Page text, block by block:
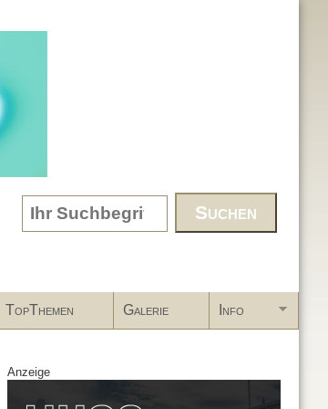
Search form
TopThemen Galerie Info
Anzeige